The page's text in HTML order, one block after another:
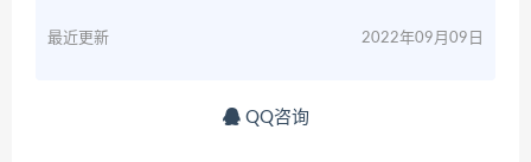
最近更新 2022年09月09日
QQ咨询